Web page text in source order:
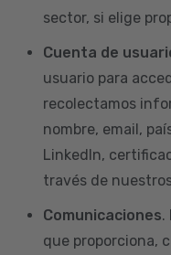
sector, si elige
Cuenta de
usuario para
recolectamos
nombre, email,
LinkedIn,
través de
Comunicaciones.
que proporciona,